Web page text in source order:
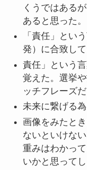
くうではある
あると思った。
「責任」とい
発）に合致し
責任」という
覚えた。選挙
ッチフレーズだ
未来に繋げる
画像をみたと
ないといけな
重みはわかっ
いかと思って